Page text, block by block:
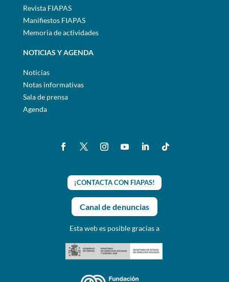
Revista FIAPAS
Manifiestos FIAPAS
Memoria de actividades
NOTICIAS Y AGENDA
Noticias
Notas informativas
Sala de prensa
Agenda
¡CONTACTA CON FIAPAS!
Canal de denuncias
Esta web es posible gracias a